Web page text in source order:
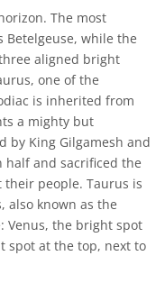
The most
while the
aligned bright
one of the
is inherited from
a mighty but
by King Gilgamesh and
half and sacrificed the
people. Taurus is
also known as the
Venus, the bright spot
spot at the top, next to